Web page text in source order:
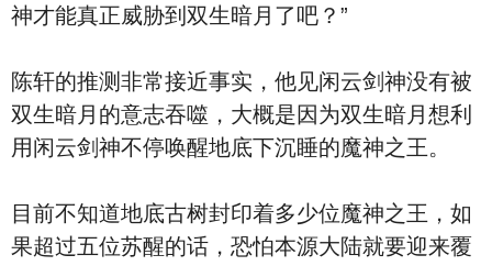
神才能真正威胁到双生暗月了吧？”
陈轩的推测非常接近事实，他见闲云剑神没有被
双生暗月的意志吞噬，大概是因为双生暗月想利
用闲云剑神不停唤醒地底下沉睡的魔神之王。
目前不知道地底古树封印着多少位魔神之王，如
果超过五位苏醒的话，恐怕本源大陆就要迎来覆